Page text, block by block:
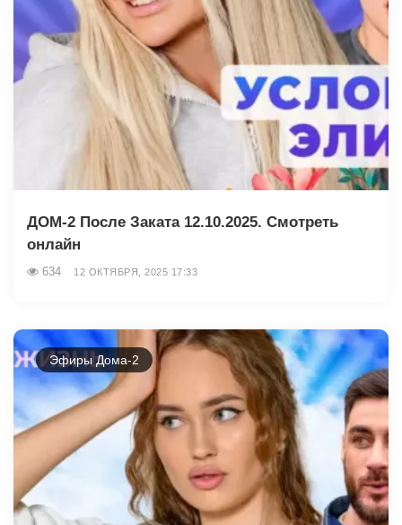
ДОМ-2 После Заката 12.10.2025. Смотреть
онлайн
634 12 ОКТЯБРЯ, 2025 17:33
Эфиры Дома-2